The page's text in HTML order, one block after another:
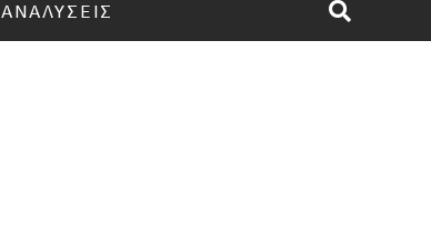
ΑΝΑΛΥΣΕΙΣ